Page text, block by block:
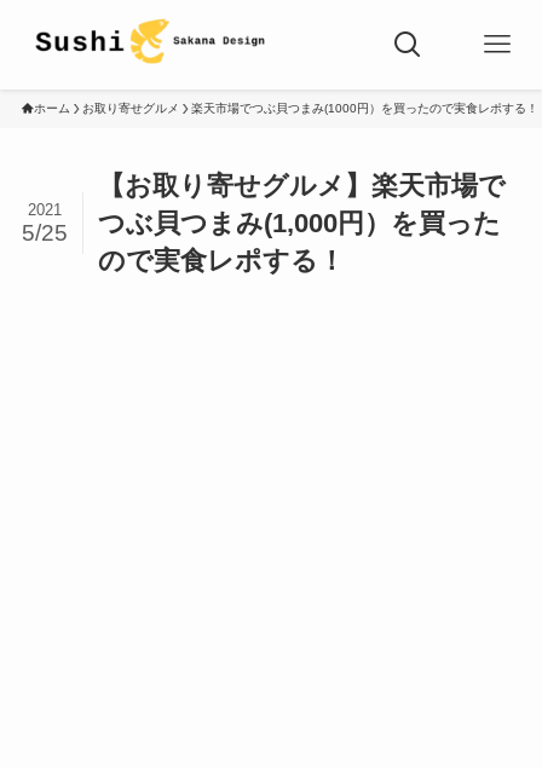
ホーム お取り寄せグルメ 楽天市場でつぶ貝つまみ(1000円）を買ったので実食レポする！
【お取り寄せグルメ】楽天市場で
つぶ貝つまみ(1,000円）を買った
ので実食レポする！
2021
5/25